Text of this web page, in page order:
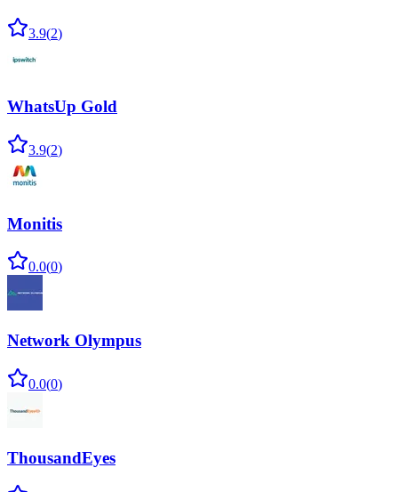
3.9(2)
WhatsUp Gold
3.9(2)
Monitis
0.0(0)
Network Olympus
0.0(0)
ThousandEyes